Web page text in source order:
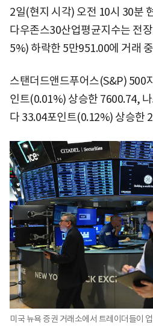
2일(현지 시각) 오전 10시 30분
다우존스30산업평균지수는 전
5%) 하락한 5만951.00에 거래
스탠더드앤드푸어스(S&P) 500
인트(0.01%) 상승한 7600.74,
다 33.04포인트(0.12%) 상승한
미국 뉴욕 증권 거래소에서 트레이더들이